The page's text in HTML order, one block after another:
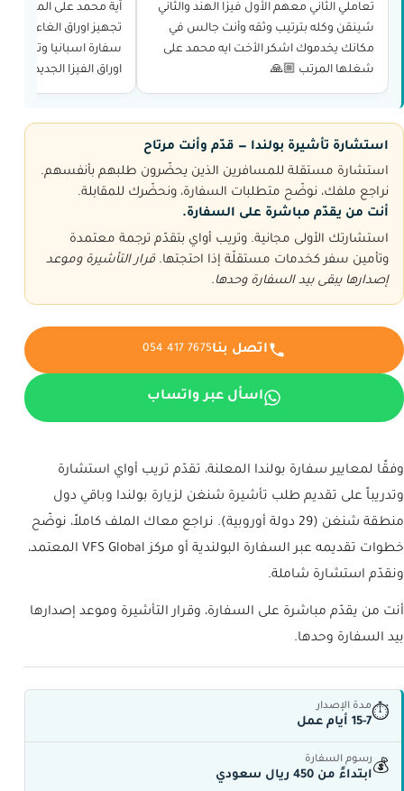
تعاملي الثاني معهم الأول فيزا الهند والثاني
شينقن وكله بترتيب وثقه وأنت جالس في
مكانك يخدموك اشكر الأخت ايه محمد على
شغلها المرتب 🙏🏼
آية محمد على المجهود
تجهيز اوراق الغاء
سفارة اسبانيا وتجهيز
اوراق الفيزا الجديده
و حجز الموعد وغيرها
استشارة تأشيرة بولندا — قدّم وأنت مرتاح
استشارة مستقلة للمسافرين الذين يحضّرون طلبهم بأنفسهم.
نراجع ملفك، نوضّح متطلبات السفارة، ونحضّرك للمقابلة.
أنت من يقدّم مباشرة على السفارة.
استشارتك الأولى مجانية. وتريب أواي بتقدّم ترجمة معتمدة
وتأمين سفر كخدمات مستقلّة إذا احتجتها. قرار التأشيرة وموعد
إصدارها يبقى بيد السفارة وحدها.
اتصل بنا054 417 7675
اسأل عبر واتساب
وفقًا لمعايير سفارة بولندا المعلنة، تقدّم تريب أواي استشارة
وتدريباً على تقديم طلب تأشيرة شنغن لزيارة بولندا وباقي دول
منطقة شنغن (29 دولة أوروبية). نراجع معاك الملف كاملاً، نوضّح
خطوات تقديمه عبر السفارة البولندية أو مركز VFS Global المعتمد،
ونقدّم استشارة شاملة.
أنت من يقدّم مباشرة على السفارة، وقرار التأشيرة وموعد إصدارها
بيد السفارة وحدها.
⏱
مدة الإصدار
15-7 أيام عمل
💰
رسوم السفارة
ابتداءً من 450 ريال سعودي